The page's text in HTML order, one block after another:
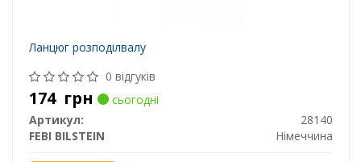
Ланцюг розподілвалу
0 відгуків
174 грн
сьогодні
Артикул:
28140
FEBI BILSTEIN
Німеччина